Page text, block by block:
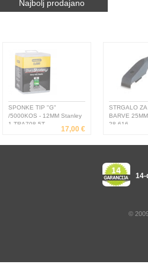
Najbolj prodajano
SPONKE TIP "G"
/5000KOS - 12MM Stanley
1-TRA708-5T
17,00 €
STRGALO
BARVE
28-616
14-
©